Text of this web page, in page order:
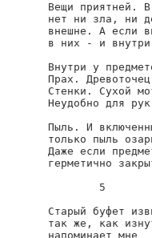
Вещи приятней.
нет ни зла, ни
внешне. А если
в них - и внутри
Внутри у
Прах.
Стенки. Сухой
Неудобно для
Пыль. И
только пыль
Даже если
герметично
        5
Старый буфет
так же, как
напоминает мне